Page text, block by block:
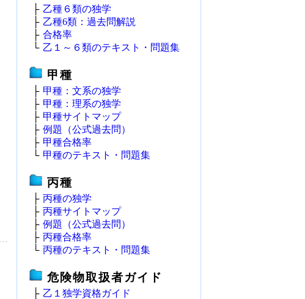
├ 乙種６類の独学
├ 乙種6類：過去問解説
├ 合格率
└ 乙１～６類のテキスト・問題集
甲種
├ 甲種：文系の独学
├ 甲種：理系の独学
├ 甲種サイトマップ
├ 例題（公式過去問）
├ 甲種合格率
└ 甲種のテキスト・問題集
丙種
├ 丙種の独学
├ 丙種サイトマップ
├ 例題（公式過去問）
├ 丙種合格率
└ 丙種のテキスト・問題集
危険物取扱者ガイド
├ 乙１独学資格ガイド